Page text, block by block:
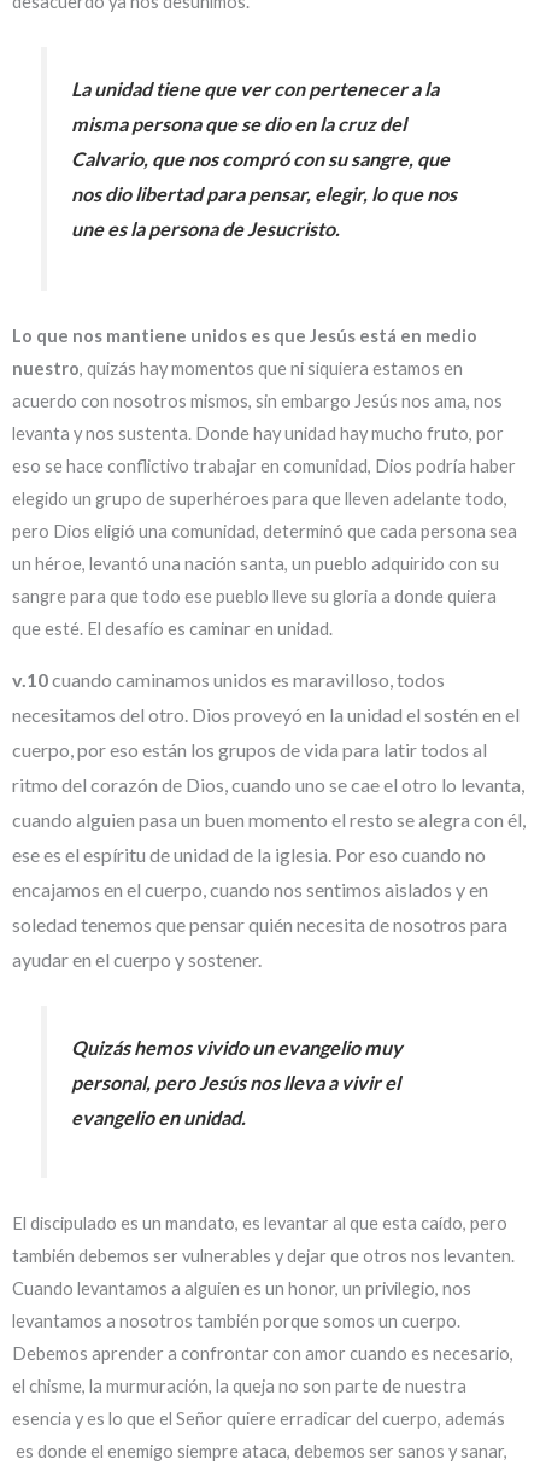
La unidad tiene que ver con pertenecer a la
misma persona que se dio en la cruz del
Calvario, que nos compró con su sangre, que
nos dio libertad para pensar, elegir, lo que nos
une es la persona de Jesucristo.
Lo que nos mantiene unidos es que Jesús está en medio
nuestro, quizás hay momentos que ni siquiera estamos en
acuerdo con nosotros mismos, sin embargo Jesús nos ama, nos
levanta y nos sustenta. Donde hay unidad hay mucho fruto, por
eso se hace conflictivo trabajar en comunidad, Dios podría haber
elegido un grupo de superhéroes para que lleven adelante todo,
pero Dios eligió una comunidad, determinó que cada persona sea
un héroe, levantó una nación santa, un pueblo adquirido con su
sangre para que todo ese pueblo lleve su gloria a donde quiera
que esté. El desafío es caminar en unidad.
v.10cuando caminamos unidos es maravilloso, todos
necesitamos del otro. Dios proveyó en la unidad el sostén en el
cuerpo, por eso están los grupos de vida para latir todos al
ritmo del corazón de Dios, cuando uno se cae el otro lo levanta,
cuando alguien pasa un buen momento el resto se alegra con él,
ese es el espíritu de unidad de la iglesia. Por eso cuando no
encajamos en el cuerpo, cuando nos sentimos aislados y en
soledad tenemos que pensar quién necesita de nosotros para
ayudar en el cuerpo y sostener.
Quizás hemos vivido un evangelio muy
personal, pero Jesús nos lleva a vivir el
evangelio en unidad.
El discipulado es un mandato, es levantar al que esta caído, pero
también debemos ser vulnerables y dejar que otros nos levanten.
Cuando levantamos a alguien es un honor, un privilegio, nos
levantamos a nosotros también porque somos un cuerpo.
Debemos aprender a confrontar con amor cuando es necesario,
el chisme, la murmuración, la queja no son parte de nuestra
esencia y es lo que el Señor quiere erradicar del cuerpo, además
es donde el enemigo siempre ataca, debemos ser sanos y sanar,